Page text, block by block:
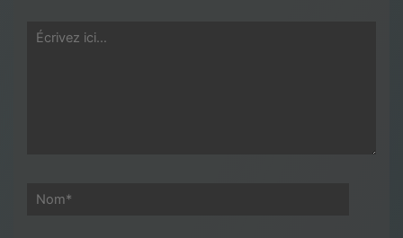
Écrivez
Nom*